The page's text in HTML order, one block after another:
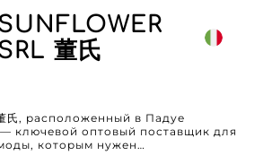
и быстрым срокам
с этим поставщиком — значит
который понимает уникальные
и готов адаптироваться к
сети
AndesOrganic и
сотрудничеством,
получаете
качества, безупречный сервис и
роста. Не упустите
предложение трендовыми и
董氏
氏, расположенный в Падуе
ключевой оптовый поставщик для
которым нужен